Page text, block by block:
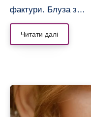
фактури. Блуза з…
Читати далі